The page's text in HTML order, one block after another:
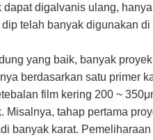
digalvanis ulang,
telah banyak digunakan
yang baik, banyak
berdasarkan satu primer
film kering 200 ~
tahap pertama
banyak karat.